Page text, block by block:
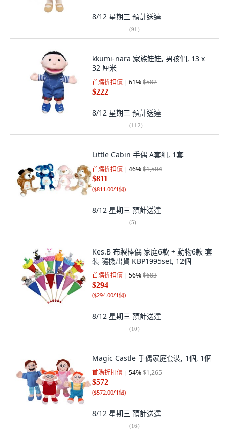
8/12 星期三 預計送達
(91)
kkumi-nara 家族娃娃, 男孩們, 13 x
32 厘米
首購折扣價 61%$582
$222
8/12 星期三 預計送達
(112)
Little Cabin 手偶 A套組, 1套
首購折扣價 46%$1,504
$811
($811.00/1個)
8/12 星期三 預計送達
(5)
Kes.B 布製棒偶 家庭6款 + 動物6款 套
裝 隨機出貨 KBP1995set, 12個
首購折扣價 56%$683
$294
($294.00/1個)
8/12 星期三 預計送達
(10)
Magic Castle 手偶家庭套裝, 1個, 1個
首購折扣價 54%$1,265
$572
($572.00/1個)
8/12 星期三 預計送達
(16)